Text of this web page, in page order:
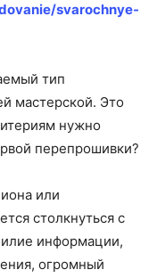
svarochnye-
тип
мастерской. Это
нужно
перепрошивки?
или
столкнуться с
информации,
огромный